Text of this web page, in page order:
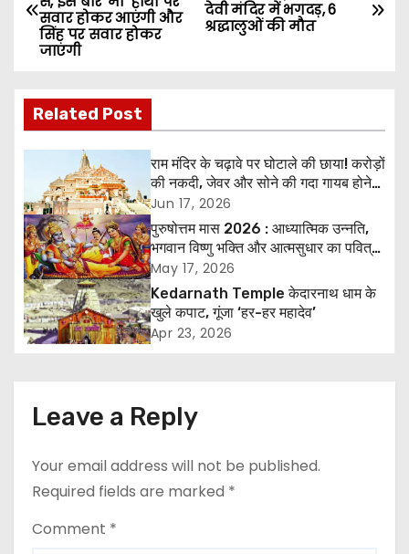
o
s
t
n
v
i
g
a
n
देवी मंदिर में भगदड़, 6
श्रद्धालुओं की मौत
सवार होकर आएंगी और
सिंह पर सवार होकर
जाएंगी
Related Post
राम मंदिर के चढ़ावे पर घोटाले की छाया! करोड़ों
की नकदी, जेवर और सोने की गदा गायब होने
के आरोप, SIT जांच शुरू
Jun 17, 2026
पुरुषोत्तम मास 2026 : आध्यात्मिक उन्नति,
भगवान विष्णु भक्ति और आत्मसुधार का पवित्र
अवसर
May 17, 2026
Kedarnath Temple केदारनाथ धाम के
खुले कपाट, गूंजा ‘हर-हर महादेव’
Apr 23, 2026
Leave a Reply
Your email address will not be published.
Required fields are marked *
Comment *